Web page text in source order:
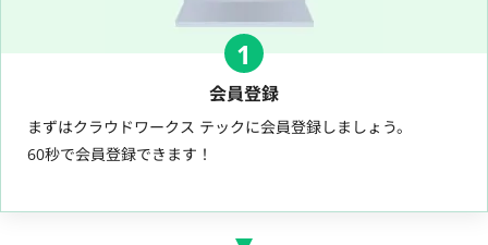
1
会員登録
まずはクラウドワークス テックに会員登録しましょう。
60秒で会員登録できます！